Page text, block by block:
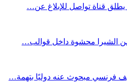
يطلق قناة تواصل للإبلاغ عن…
فرنسي مبحوث عنه دوليًا بتهمة…